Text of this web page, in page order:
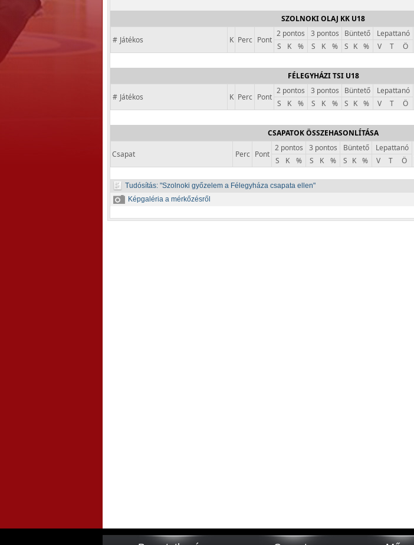
SZOLNOKI OLAJ KK U18
# Játékos K Perc Pont
2 pontos 3 pontos Büntető Lepattanó
S K % S K % S K % V T Ö
FÉLEGYHÁZI TSI U18
# Játékos K Perc Pont
2 pontos 3 pontos Büntető Lepattanó
S K % S K % S K % V T Ö
CSAPATOK ÖSSZEHASONLÍTÁSA
Csapat Perc Pont
2 pontos 3 pontos Büntető Lepattanó
S K % S K % S K % V T Ö
Tudósítás: Szolnoki győzelem a Félegyháza csapata ellen
Képgaléria a mérkőzésről